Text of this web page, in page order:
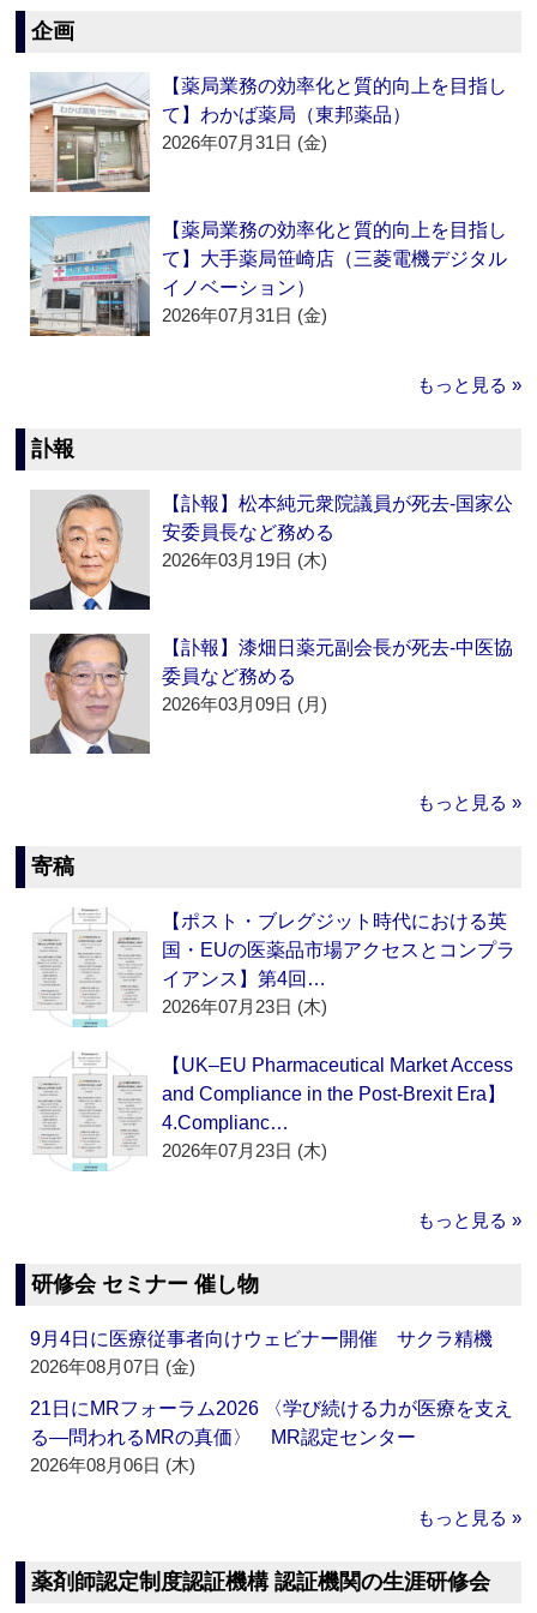
企画
【薬局業務の効率化と質的向上を目指し
て】わかば薬局（東邦薬品）
2026年07月31日 (金)
【薬局業務の効率化と質的向上を目指し
て】大手薬局笹崎店（三菱電機デジタル
イノベーション）
2026年07月31日 (金)
もっと見る »
訃報
【訃報】松本純元衆院議員が死去‐国家公
安委員長など務める
2026年03月19日 (木)
【訃報】漆畑日薬元副会長が死去‐中医協
委員など務める
2026年03月09日 (月)
もっと見る »
寄稿
【ポスト・ブレグジット時代における英
国・EUの医薬品市場アクセスとコンプラ
イアンス】第4回…
2026年07月23日 (木)
【UK–EU Pharmaceutical Market Access
and Compliance in the Post-Brexit Era】
4.Complianc…
2026年07月23日 (木)
もっと見る »
研修会 セミナー 催し物
9月4日に医療従事者向けウェビナー開催 サクラ精機
2026年08月07日 (金)
21日にMRフォーラム2026 〈学び続ける力が医療を支え
る―問われるMRの真価〉 MR認定センター
2026年08月06日 (木)
もっと見る »
薬剤師認定制度認証機構 認証機関の生涯研修会